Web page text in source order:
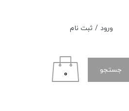
ورود / ثبت نام
تغییر گذر واژه
سفارشات
جستجو ۰